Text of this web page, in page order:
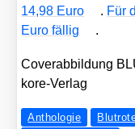
14,98 Euro
. Für
Euro fäl­lig
.
Cover­ab­bil­dung
ko­re-Ver­lag
Anthologie